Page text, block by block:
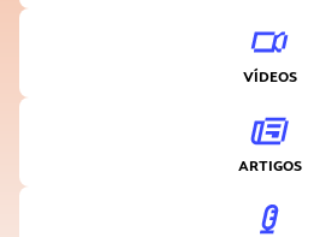
VÍDEOS
ARTIGOS